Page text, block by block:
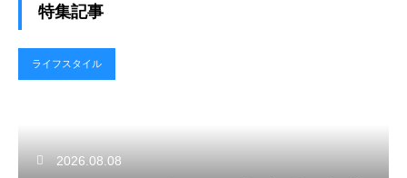
特集記事
ライフスタイル
2026.08.08